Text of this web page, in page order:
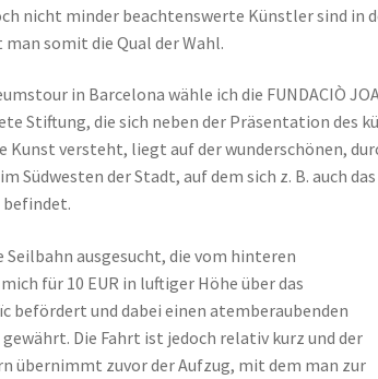
nicht minder beachtenswerte Künstler sind in
somit die Qual der Wahl.
in Barcelona wähle ich die FUNDACIÒ
Stiftung, die sich neben der Präsentation des
Kunst versteht, liegt auf der wunderschönen,
Südwesten der Stadt, auf dem sich z. B. auch
befindet.
Seilbahn ausgesucht, die vom hinteren
für 10 EUR in luftiger Höhe über das
befördert und dabei einen atemberaubenden
Die Fahrt ist jedoch relativ kurz und der
übernimmt zuvor der Aufzug, mit dem man zur